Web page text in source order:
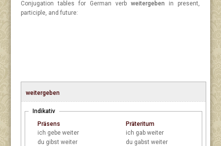
Conjugation tables for German verbweitergeben
in present,
participle, and future:
weitergeben
Indikativ
Präsens
ich gebe weiter
du gibst weiter
Präteritum
ich gab weiter
du gabst weiter